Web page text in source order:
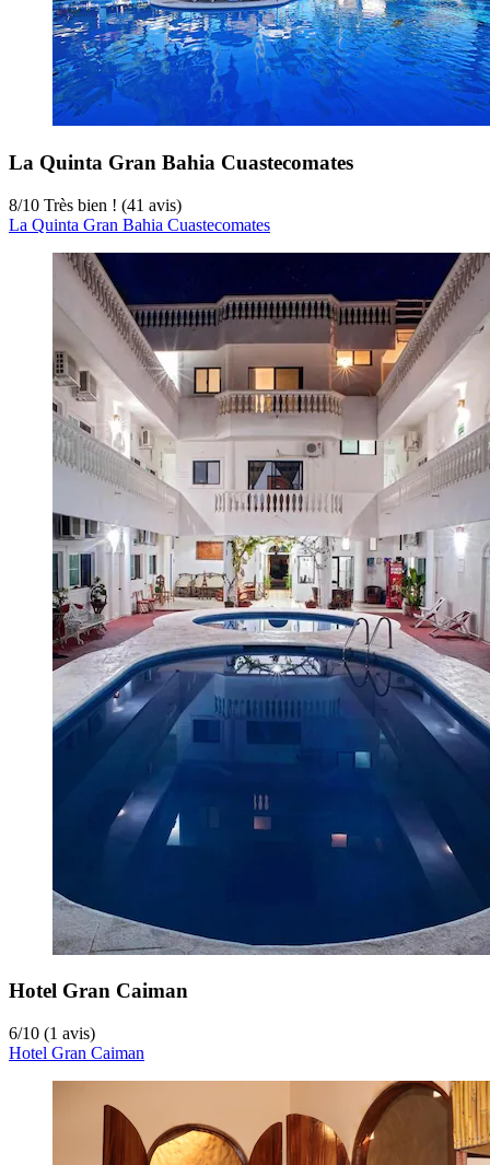
La Quinta Gran Bahia Cuastecomates
8/10 Très bien ! (41 avis)
La Quinta Gran Bahia Cuastecomates
Hotel Gran Caiman
6/10 (1 avis)
Hotel Gran Caiman